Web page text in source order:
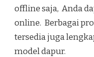
offline saja, Anda
online. Berbagai
tersedia juga
model dapur.